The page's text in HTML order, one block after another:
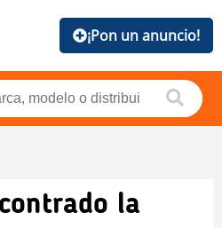
¡Pon un anuncio!
la